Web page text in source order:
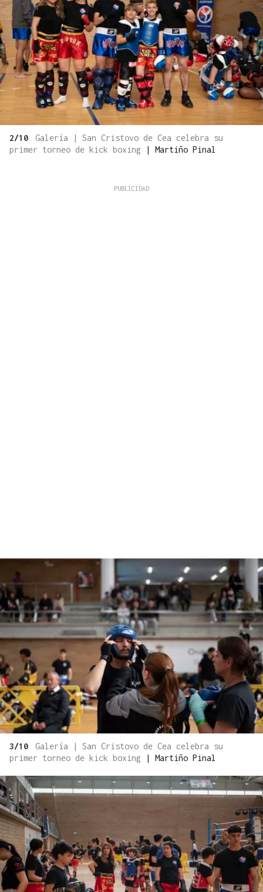
2/10
Galería | San Cristovo de Cea celebra su
primer torneo de kick boxing
| Martiño Pinal
3/10
Galería | San Cristovo de Cea celebra su
primer torneo de kick boxing
| Martiño Pinal